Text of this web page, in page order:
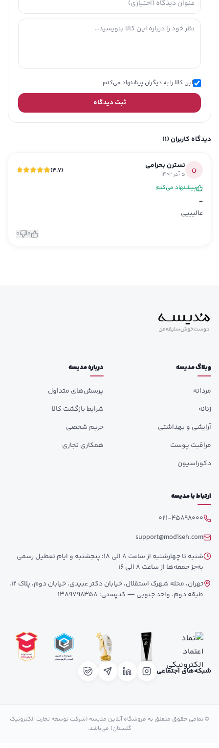
این کالا را به دیگران پیشنهاد می‌کنم
ثبت دیدگاه
دیدگاه کاربران(1)
ن نسترن بحرامی
5 آذر 1402 (
4.7
)
پیشنهاد می‌کنم
-
عالیییی
0
0
وبلاگ مدیسه
مردانه
زنانه
آرایشی و بهداشتی
مراقبت پوست
دکوراسیون
درباره مدیسه
پرسش‌های متداول
شرایط بازگشت کالا
حریم شخصی
همکاری تجاری
ارتباط با مدیسه
021-45898000
support@modiseh.com
شنبه تا چهارشنبه از ساعت 8 الی 18؛ پنجشنبه و ایام تعطیل رسمی
به‌جز جمعه‌ها از ساعت 8 الی 16
تهران، محله شهرک استقلال، خیابان دکتر عبیدی، خیابان دوم، پلاک 12،
طبقه دوم، واحد جنوبی — کدپستی: 1389798358
شبکه‌های اجتماعی
© تمامی حقوق متعلق به فروشگاه آنلاین مدیسه (شرکت توسعه تجارت الکترونیک
گلستان) می‌باشد.